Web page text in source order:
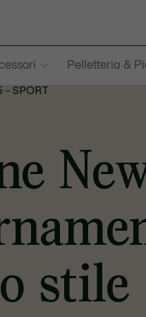
Pelletteria &
– SPORT
stile